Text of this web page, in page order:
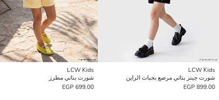
LCW Kids
شورت جينز بناتي مرصع بحبات الراين
899.00 EGP
LCW Kids
شورت بناتي مطرز
699.00 EGP